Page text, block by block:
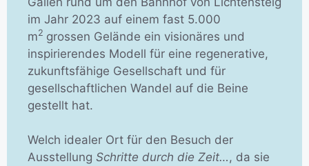
im Jahr 2023 auf einem fast 5.000
m2 grossen Gelände ein visionäres und
inspirierendes Modell für eine regenerative,
zukunftsfähige Gesellschaft und für
gesellschaftlichen Wandel auf die Beine
gestellt hat.
Welch idealer Ort für den Besuch der
Ausstellung Schritte durch die Zeit…, da sie